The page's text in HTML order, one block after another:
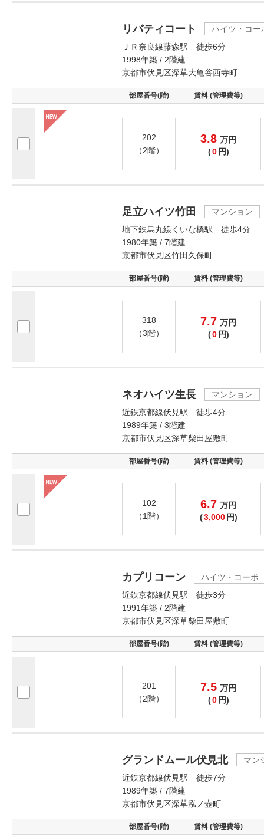
リバティコート
ハイツ・コー
ＪＲ奈良線藤森駅 徒歩6分
1998年築 / 2階建
京都市伏見区深草大亀谷西寺町
部屋番号(階) 賃料 (管理費等)
202
（2階）
3.8 万円
(0 円)
足立ハイツ竹田
マンション
地下鉄烏丸線くいな橋駅 徒歩4分
1980年築 / 7階建
京都市伏見区竹田久保町
部屋番号(階) 賃料 (管理費等)
318
（3階）
7.7 万円
(0 円)
ネオハイツ生長
マンション
近鉄京都線伏見駅 徒歩4分
1989年築 / 3階建
京都市伏見区深草柴田屋敷町
部屋番号(階) 賃料 (管理費等)
102
（1階）
6.7 万円
(3,000 円)
カプリコーン
ハイツ・コーポ
近鉄京都線伏見駅 徒歩3分
1991年築 / 2階建
京都市伏見区深草柴田屋敷町
部屋番号(階) 賃料 (管理費等)
201
（2階）
7.5 万円
(0 円)
グランドムール伏見北
マン
近鉄京都線伏見駅 徒歩7分
1989年築 / 7階建
京都市伏見区深草泓ノ壺町
部屋番号(階) 賃料 (管理費等)